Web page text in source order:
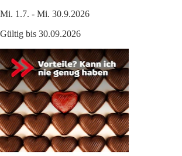
Mi. 1.7. - Mi. 30.9.2026
Gültig bis 30.09.2026